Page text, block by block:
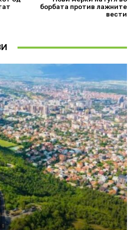
борбата против лажните
вести